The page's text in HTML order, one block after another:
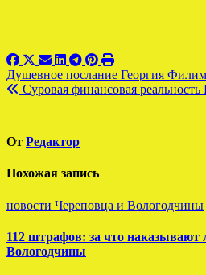
Навигация
по
Душевное послание Георгия
Суровая финансовая
От Редактор
Похожая запись
новости Череповца и Вологодчины
112 штрафов: за что наказывают
Вологодчины